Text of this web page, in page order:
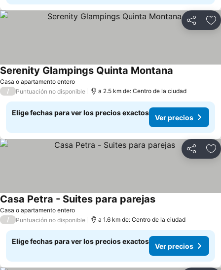
Compartir
Casa o apartamento entero
Serenity Glampings Quinta Montana
/ Puntuación no disponible a 2.5 km de: Centro de la ciudad
Elige fechas para ver los precios exactos
Ver precios
Compartir
Casa o apartamento entero
Casa Petra - Suites para parejas
/ Puntuación no disponible a 1.6 km de: Centro de la ciudad
Elige fechas para ver los precios exactos
Ver precios